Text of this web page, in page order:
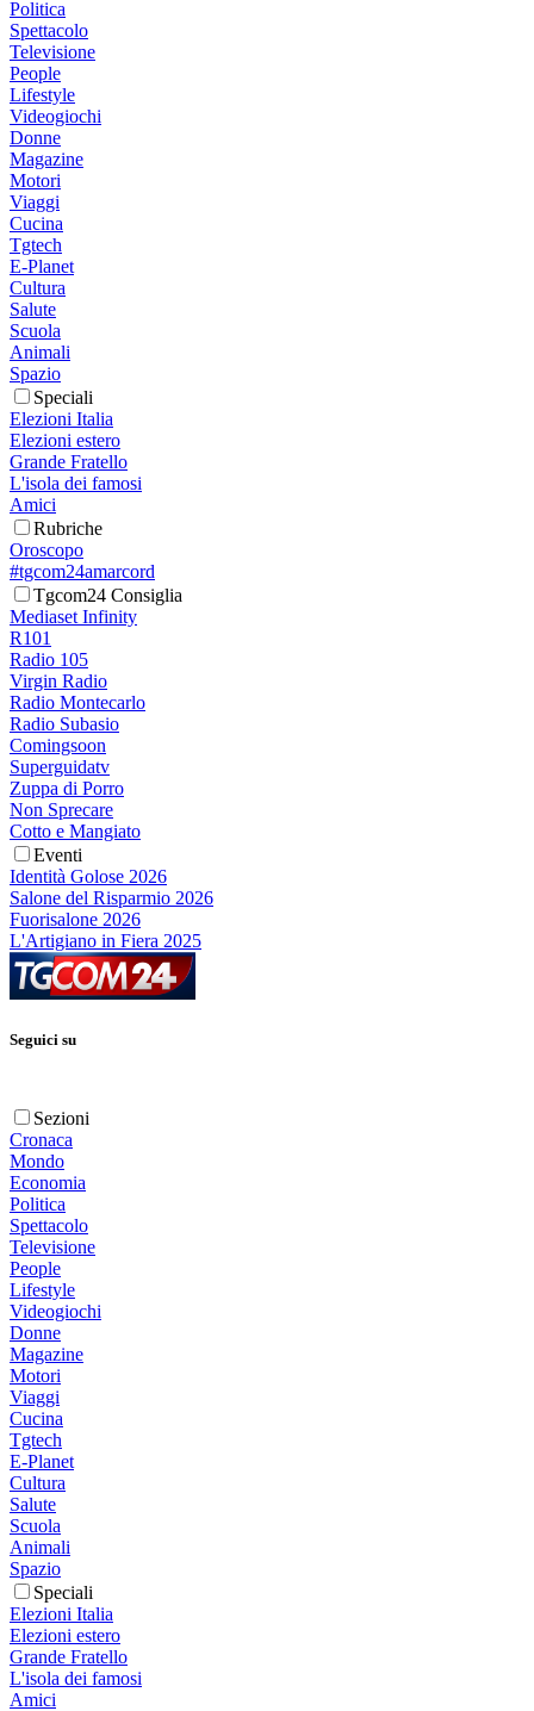
Politica
Spettacolo
Televisione
People
Lifestyle
Videogiochi
Donne
Magazine
Motori
Viaggi
Cucina
Tgtech
E-Planet
Cultura
Salute
Scuola
Animali
Spazio
Speciali
Elezioni Italia
Elezioni estero
Grande Fratello
L'isola dei famosi
Amici
Rubriche
Oroscopo
#tgcom24amarcord
Tgcom24 Consiglia
Mediaset Infinity
R101
Radio 105
Virgin Radio
Radio Montecarlo
Radio Subasio
Comingsoon
Superguidatv
Zuppa di Porro
Non Sprecare
Cotto e Mangiato
Eventi
Identità Golose 2026
Salone del Risparmio 2026
Fuorisalone 2026
L'Artigiano in Fiera 2025
Seguici su
Sezioni
Cronaca
Mondo
Economia
Politica
Spettacolo
Televisione
People
Lifestyle
Videogiochi
Donne
Magazine
Motori
Viaggi
Cucina
Tgtech
E-Planet
Cultura
Salute
Scuola
Animali
Spazio
Speciali
Elezioni Italia
Elezioni estero
Grande Fratello
L'isola dei famosi
Amici